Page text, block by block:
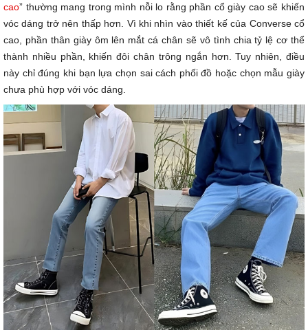
cao” thường mang trong mình nỗi lo rằng phần cổ giày cao sẽ khiến
vóc dáng trở nên thấp hơn. Vì khi nhìn vào thiết kế của Converse cổ
cao, phần thân giày ôm lên mắt cá chân sẽ vô tình chia tỷ lệ cơ thể
thành nhiều phần, khiến đôi chân trông ngắn hơn. Tuy nhiên, điều
này chỉ đúng khi bạn lựa chọn sai cách phối đồ hoặc chọn mẫu giày
chưa phù hợp với vóc dáng.